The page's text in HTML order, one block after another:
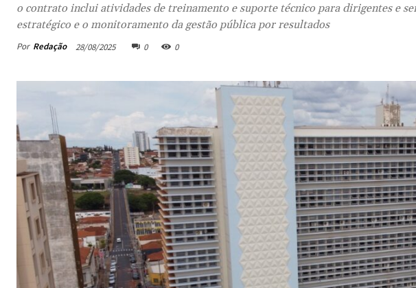
o contrato inclui atividades de treinamento e suporte técnico para dirigentes e
estratégico e o monitoramento da gestão pública por resultados
Por Redação 28/08/2025 0 0